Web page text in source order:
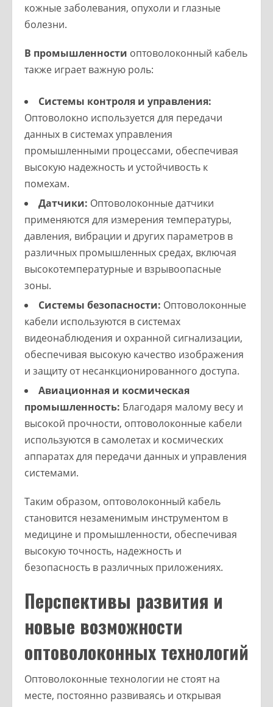
кожные заболевания, опухоли и глазные
болезни.
В промышленности оптоволоконный кабель
также играет важную роль:
Системы контроля и управления:
Оптоволокно используется для передачи
данных в системах управления
промышленными процессами, обеспечивая
высокую надежность и устойчивость к
помехам.
Датчики: Оптоволоконные датчики
применяются для измерения температуры,
давления, вибрации и других параметров в
различных промышленных средах, включая
высокотемпературные и взрывоопасные
зоны.
Системы безопасности: Оптоволоконные
кабели используются в системах
видеонаблюдения и охранной сигнализации,
обеспечивая высокую качество изображения
и защиту от несанкционированного доступа.
Авиационная и космическая
промышленность: Благодаря малому весу и
высокой прочности, оптоволоконные кабели
используются в самолетах и космических
аппаратах для передачи данных и управления
системами.
Таким образом, оптоволоконный кабель
становится незаменимым инструментом в
медицине и промышленности, обеспечивая
высокую точность, надежность и
безопасность в различных приложениях.
Перспективы развития и
новые возможности
оптоволоконных технологий
Оптоволоконные технологии не стоят на
месте, постоянно развиваясь и открывая